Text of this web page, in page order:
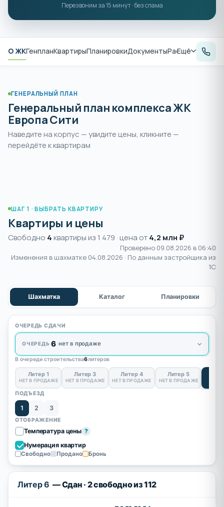
Перезвоним за 15 минут · без спама
О ЖКГенпланКвартирыПланировкиДокументыРасположение
Ещё
ГЕНЕРАЛЬНЫЙ ПЛАН
Генеральный план комплекса ЖК
Европа Сити
Наведите на корпус — увидите цены, кликните —
перейдёте к квартирам
Раздвиньте
пальцами или
+выбрать корпус
ШАГ 1 · ВЫБРАТЬ КВАРТИРУ
Квартиры и цены
Свободно 4квартиры из 1 479 · цена от4,2 млн ₽
Проверено 09.08.2026 в 06:40
Изменения в шахматке 04.08.2026 · По данным застройщика из
1С
Шахматка Каталог Планировки
Литер 6 — Сдан · 2 свободно из 112
ОЧЕРЕДЬ СДАЧИ
ОЧЕРЕДЬ 6 нет в продаже
В очереди строительства6литеров
Литер 1
НЕТ В ПРОДАЖЕ
Литер 3
НЕТ В ПРОДАЖЕ
Литер 4
НЕТ В ПРОДАЖЕ
Литер 5
НЕТ В ПРОДАЖЕ
ПОДЪЕЗД
1 2 3
ОТОБРАЖЕНИЕ
Температура цены ?
Нумерация квартир
Свободно Продано Бронь